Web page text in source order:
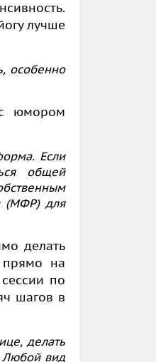
лучше
особенно
юмором
Если
общей
(МФР) для
делать
прямо на
по
шагов в
делать
Любой вид